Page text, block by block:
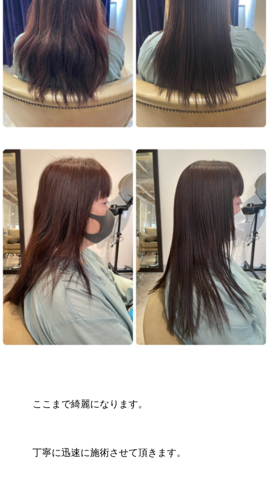
ここまで綺麗になります。
丁寧に迅速に施術させて頂きます。